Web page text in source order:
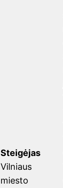
Steigėjas
Vilniaus
miesto